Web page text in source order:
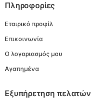
Πληροφορίες
Εταιρικό προφίλ
Επικοινωνία
Ο λογαριασμός μου
Αγαπημένα
Εξυπήρετηση πελατών